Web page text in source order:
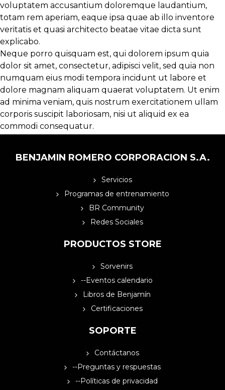
voluptatem accusantium doloremque laudantium,
totam rem aperiam, eaque ipsa quae ab illo inventore
veritatis et quasi architecto beatae vitae dicta sunt
explicabo.
Neque porro quisquam est, qui dolorem ipsum quia
dolor sit amet, consectetur, adipisci velit, sed quia non
numquam eius modi tempora incidunt ut labore et
dolore magnam aliquam quaerat voluptatem. Ut enim
ad minima veniam, quis nostrum exercitationem ullam
corporis suscipit laboriosam, nisi ut aliquid ex ea
commodi consequatur.
BENJAMIN ROMERO CORPORACION S.A.
Servicios
Programas de entrenamiento
BR Community
Redes Sociales
PRODUCTOS STORE
Sorvenirs
--Eventos calendario
Libros de Benjamín
Certificaciones
SOPORTE
Contáctanos
--Preguntas y respuestas
--Políticas de privacidad